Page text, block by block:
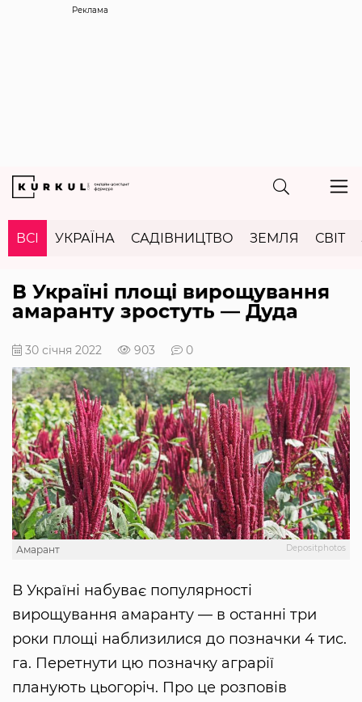
Реклама
ВСІ УКРАЇНА САДІВНИЦТВО ЗЕМЛЯ СВІТ
В Україні площі вирощування
амаранту зростуть — Дуда
30 січня 2022 903 0
Depositphotos
Амарант
В Україні набуває популярності
вирощування амаранту — в останні три
роки площі наблизилися до позначки 4 тис.
га. Перетнути цю позначку аграрії
планують цьогоріч. Про це розповів